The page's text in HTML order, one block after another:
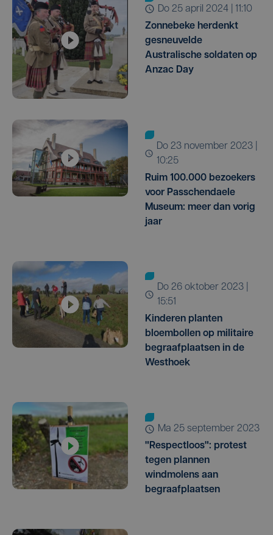
do 25 april 2024 | 11:10
Zonnebeke herdenkt
gesneuvelde
Australische soldaten op
Anzac Day
do 23 november 2023 |
10:25
Ruim 100.000 bezoekers
voor Passchendaele
Museum: meer dan vorig
jaar
do 26 oktober 2023 |
15:51
Kinderen planten
bloembollen op militaire
begraafplaatsen in de
Westhoek
ma 25 september 2023
"Respectloos": protest
tegen plannen
windmolens aan
begraafplaatsen